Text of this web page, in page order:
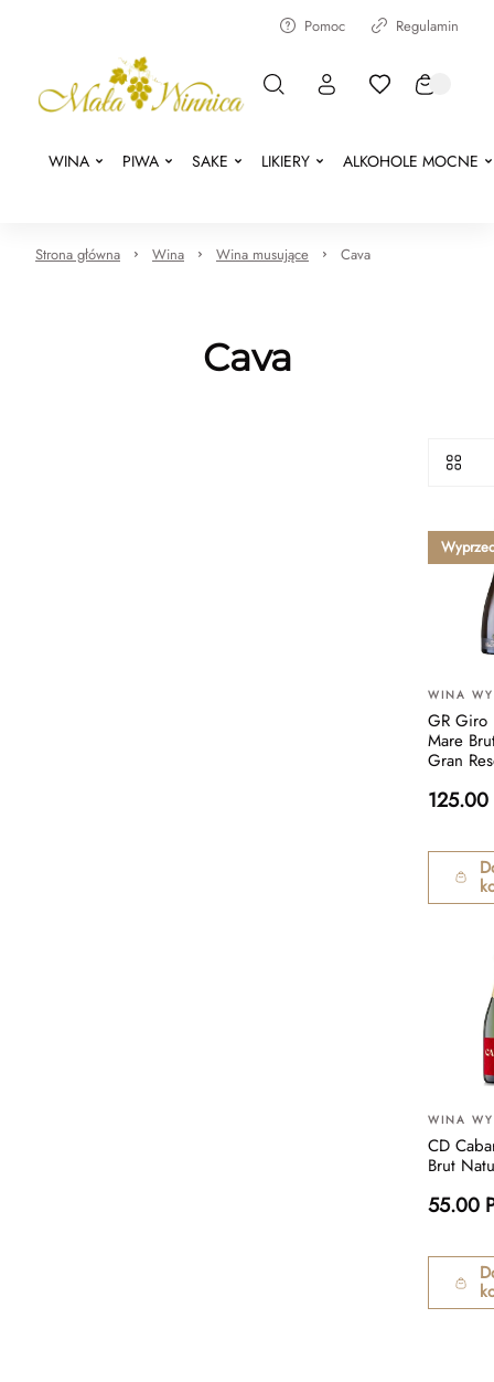
Pomoc Regulamin
WINA PIWA SAKE LIKIERY ALKOHOLE MOCNE
Strona główna Wina Wina musujące Cava
Cava
WINA
GR Giro
Mare
Gran
125.00
WINA
CD
Brut
55.00